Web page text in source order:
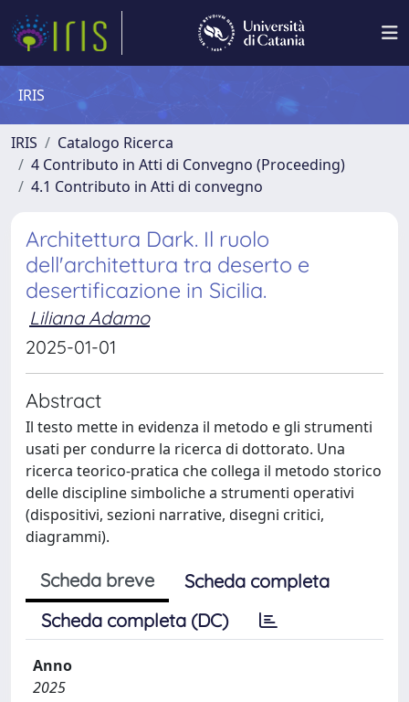
IRIS
IRIS
Catalogo Ricerca
4 Contributo in Atti di Convegno (Proceeding)
4.1 Contributo in Atti di convegno
Architettura Dark. Il ruolo
dell'architettura tra deserto e
desertificazione in Sicilia.
Liliana Adamo
2025-01-01
Abstract
Il testo mette in evidenza il metodo e gli strumenti
usati per condurre la ricerca di dottorato. Una
ricerca teorico-pratica che collega il metodo storico
delle discipline simboliche a strumenti operativi
(dispositivi, sezioni narrative, disegni critici,
diagrammi).
Scheda breve
Scheda completa
Scheda completa (DC)
Anno
2025